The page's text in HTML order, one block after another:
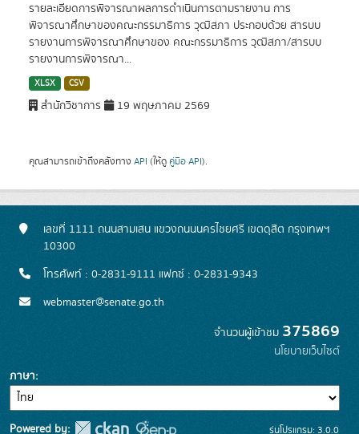
รายละเอียดการพิจารณาผลการดำเนินการตามรายงาน การ
พิจารณาศึกษาของคณะกรรมาธิการ วุฒิสภา ประกอบด้วย สารบบ
รายงานการพิจารณาศึกษาของ คณะกรรมาธิการ วุฒิสภา/สารบบ
รายงานการพิจารณา...
XLSX CSV
สำนักวิชาการ 19 พฤษภาคม 2569
คุณสามารถเข้าถึงคลังทาง API (ให้ดู คู่มือ API).
เลขที่ 1111 ถนนสามเสน แขวงถนนนครไชยศรี เขตดุสิต กรุงเทพฯ
10300
โทรศัพท์ : 0-2831-9111 แฟกซ์ : 0-2831-9343
webmaster@senate.go.th
จำนวนผู้เข้าชม 375869
นโยบายเว็บไซต์
ภาษา
Powered by: รุ่นโปรแกรม: 3.0.0